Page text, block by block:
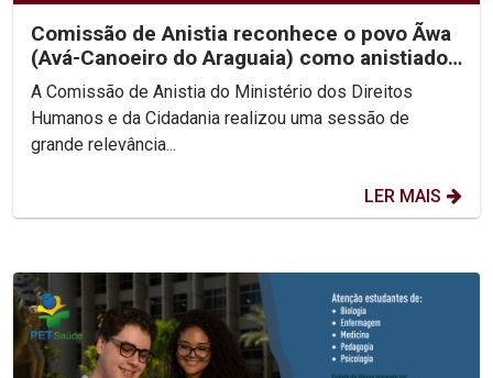
Comissão de Anistia reconhece o povo Ãwa
(Avá-Canoeiro do Araguaia) como anistiado
político coletivo
A Comissão de Anistia do Ministério dos Direitos
Humanos e da Cidadania realizou uma sessão de
grande relevância...
LER MAIS